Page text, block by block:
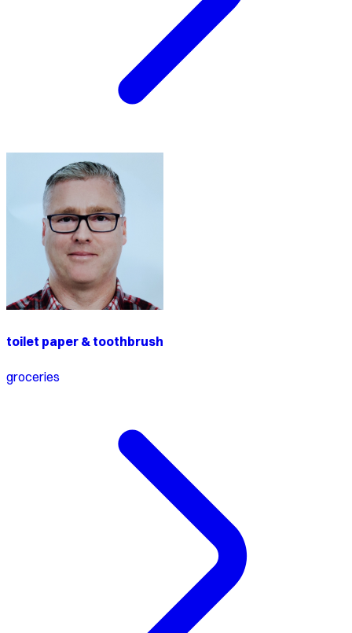
toilet paper & toothbrush
groceries